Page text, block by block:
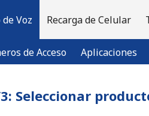
Voz
de Acceso Aplicaciones
Recarga de Celular
Seleccionar